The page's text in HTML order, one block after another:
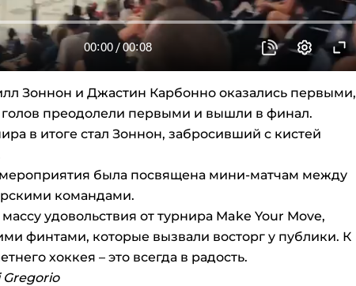
Зоннон и Джастин Карбонно оказались первыми,
голов преодолели первыми и вышли в финал.
в итоге стал Зоннон, забросивший с кистей
мероприятия была посвящена мини-матчам между
командами.
удовольствия от турнира Make Your Move,
финтами, которые вызвали восторг у публики. К
хоккея – это всегда в радость.